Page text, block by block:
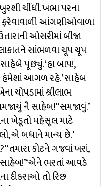
ચીંધી. ખભા પરના
ફરેવાવાળી આંગણીઓવાળા
ઓસરીમાં બીજા
સાંભળવા ચૂપ ચૂપ
પૂછ્યું. ‘હા બાપ!,
હંમેશાં આગળ રહે.’ સાહેબ
ચોપડામાં શ્રીલાભ
નૈ સાહેબ!’ ‘સમજાવું.’
ખેડૂતો મહેસૂલ માટે
એ બધાને માન્ય છે.’
‘તમારા કોટને ગજવાં ખરાં,
‘એને ભરતાં આવડે
દીકરાઓ તો રિછ